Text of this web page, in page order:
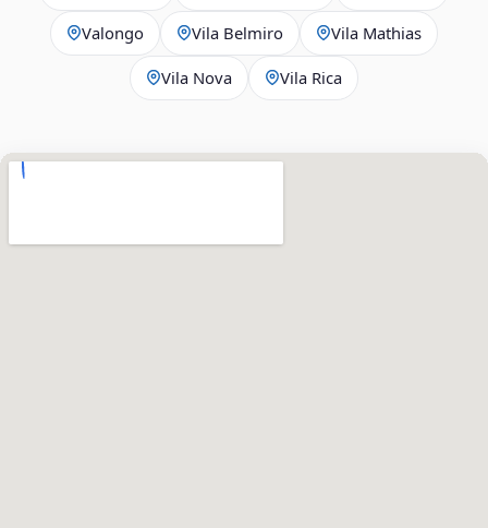
Valongo Vila Belmiro Vila Mathias
Vila Nova Vila Rica